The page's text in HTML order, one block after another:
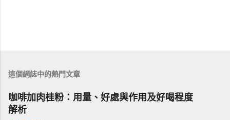
這個網誌中的熱門文章
咖啡加肉桂粉：用量、好處與作用及好喝程度
解析